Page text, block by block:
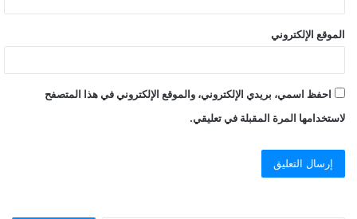
الموقع الإلكتروني
احفظ اسمي، بريدي الإلكتروني، والموقع الإلكتروني في هذا المتصفح
لاستخدامها المرة المقبلة في تعليقي.